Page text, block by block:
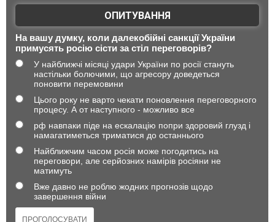
ОПИТУВАННЯ
На вашу думку, коли далекобійні санкції України
примусять росію сісти за стіл переговорів?
У найближчі місяці удари України по росії стануть
настільки болючими, що агресору доведеться
поновити перемовини
Цього року не варто чекати поновлення переговорного
процесу. А от наступного - можливо все
рф навпаки піде на ескалацію попри здоровий глузд і
намагатиметься триматися до останнього
Найближчим часом росія може погодитись на
переговори, але серйозних намірів росіяни не
матимуть
Вже давно не роблю жодних прогнозів щодо
завершення війни